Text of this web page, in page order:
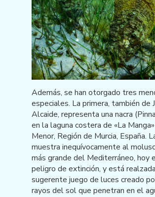
Además, se han otorgado tres
especiales. La primera, también de
Alcaide, representa una nacra
en la laguna costera de «La
Menor, Región de Murcia, España.
muestra inequívocamente al
más grande del Mediterráneo, hoy
peligro de extinción, y está
sugerente juego de luces creado
rayos del sol que penetran en el